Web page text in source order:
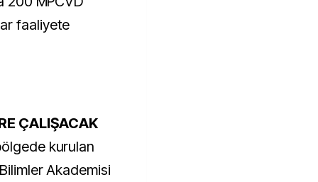
faaliyete
ÇALIŞACAK
kurulan
Akademisi